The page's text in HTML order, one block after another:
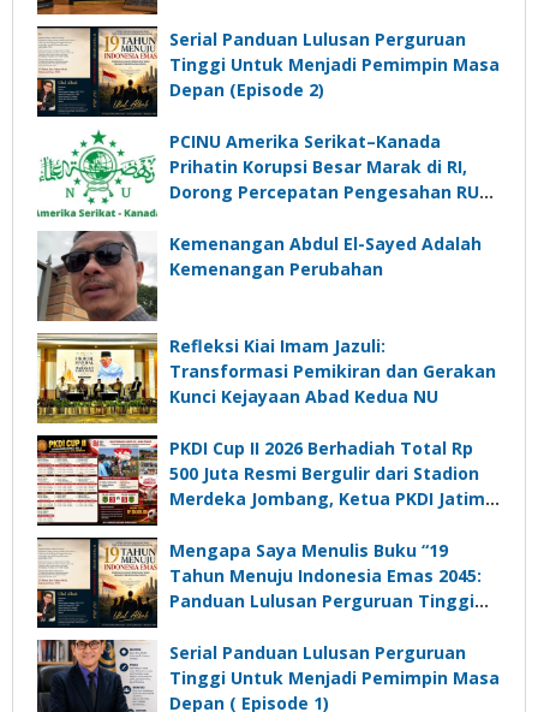
Serial Panduan Lulusan Perguruan
Tinggi Untuk Menjadi Pemimpin Masa
Depan (Episode 2)
PCINU Amerika Serikat–Kanada
Prihatin Korupsi Besar Marak di RI,
Dorong Percepatan Pengesahan RUU
Kemenangan Abdul El-Sayed Adalah
Kemenangan Perubahan
Refleksi Kiai Imam Jazuli:
Transformasi Pemikiran dan Gerakan
Kunci Kejayaan Abad Kedua NU
PKDI Cup II 2026 Berhadiah Total Rp
500 Juta Resmi Bergulir dari Stadion
Merdeka Jombang, Ketua PKDI Jatim:
Komunikasi Kades untuk Memajukan
Desa
Mengapa Saya Menulis Buku “19
Tahun Menuju Indonesia Emas 2045:
Panduan Lulusan Perguruan Tinggi
Depan”?
Serial Panduan Lulusan Perguruan
Tinggi Untuk Menjadi Pemimpin Masa
Depan ( Episode 1)